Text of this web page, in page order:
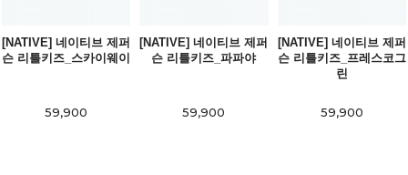
[NATIVE] 네이티브 제퍼
슨 리틀키즈_스카이웨이
59,900
[NATIVE] 네이티브 제퍼
슨 리틀키즈_파파야
59,900
[NATIVE] 네이티브 제퍼
슨 리틀키즈_프레스코그
린
59,900